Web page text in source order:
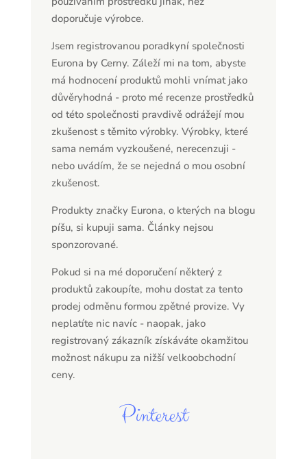
doporučuje výrobce.
Jsem registrovanou poradkyní společnosti
Eurona by Cerny. Záleží mi na tom, abyste
má hodnocení produktů mohli vnímat jako
důvěryhodná - proto mé recenze prostředků
od této společnosti pravdivě odrážejí mou
zkušenost s těmito výrobky. Výrobky, které
sama nemám vyzkoušené, nerecenzuji -
nebo uvádím, že se nejedná o mou osobní
zkušenost.
Produkty značky Eurona, o kterých na blogu
píšu, si kupuji sama. Články nejsou
sponzorované.
Pokud si na mé doporučení některý z
produktů zakoupíte, mohu dostat za tento
prodej odměnu formou zpětné provize. Vy
neplatíte nic navíc - naopak, jako
registrovaný zákazník získáváte okamžitou
možnost nákupu za nižší velkoobchodní
ceny.
Pinterest